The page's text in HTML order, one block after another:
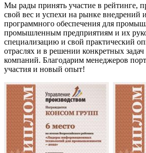
Мы рады принять участие в рейтинге,
свой вес и успехи на рынке внедрений
программного обеспечения для
промышленным предприятиям и их
специализацию и свой практический
отраслях и в решении конкретных
компаний. Благодарим менеджеров
участия и новый опыт!